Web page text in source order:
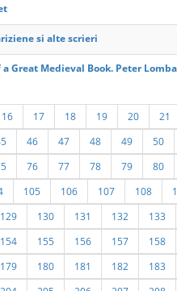
si alte scrieri
a Great Medieval Book. Peter
16 17 18 19 20 21
46 47 48 49 50
76 77 78 79 80
105 106 107 108
129 130 131 132 133
154 155 156 157 158
179 180 181 182 183